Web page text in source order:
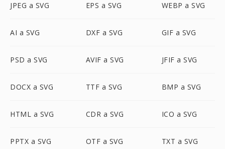
JPEG a SVG EPS a SVG WEBP a SVG
AI a SVG DXF a SVG GIF a SVG
PSD a SVG AVIF a SVG JFIF a SVG
DOCX a SVG TTF a SVG BMP a SVG
HTML a SVG CDR a SVG ICO a SVG
PPTX a SVG OTF a SVG TXT a SVG